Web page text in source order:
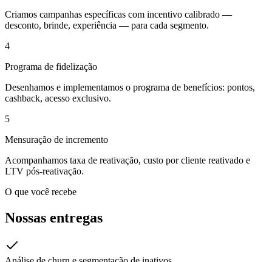
Criamos campanhas específicas com incentivo calibrado —
desconto, brinde, experiência — para cada segmento.
4
Programa de fidelização
Desenhamos e implementamos o programa de benefícios: pontos,
cashback, acesso exclusivo.
5
Mensuração de incremento
Acompanhamos taxa de reativação, custo por cliente reativado e
LTV pós-reativação.
O que você recebe
Nossas entregas